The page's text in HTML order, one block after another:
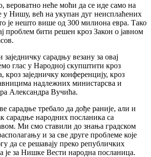
вероватно неће моћи да се иде само на
у Нишу, већ на укупан дуг неисплаћених
је нешто више од 300 милиона евра. Тако
проблем бити решен кроз Закон о јавном
сарадњу везану за овај
глас у Народној скупштити кроз
заједничку конференцију, кроз
надлежних министарсва и
Александра Вучића.
сарадње требало да дође раније, али и
сарадње народних посланика са
Ми смо ставили до знања градском
и за све друге проблеме које
да се решавају преко републичких
је за Нишке Вести народна посланица.